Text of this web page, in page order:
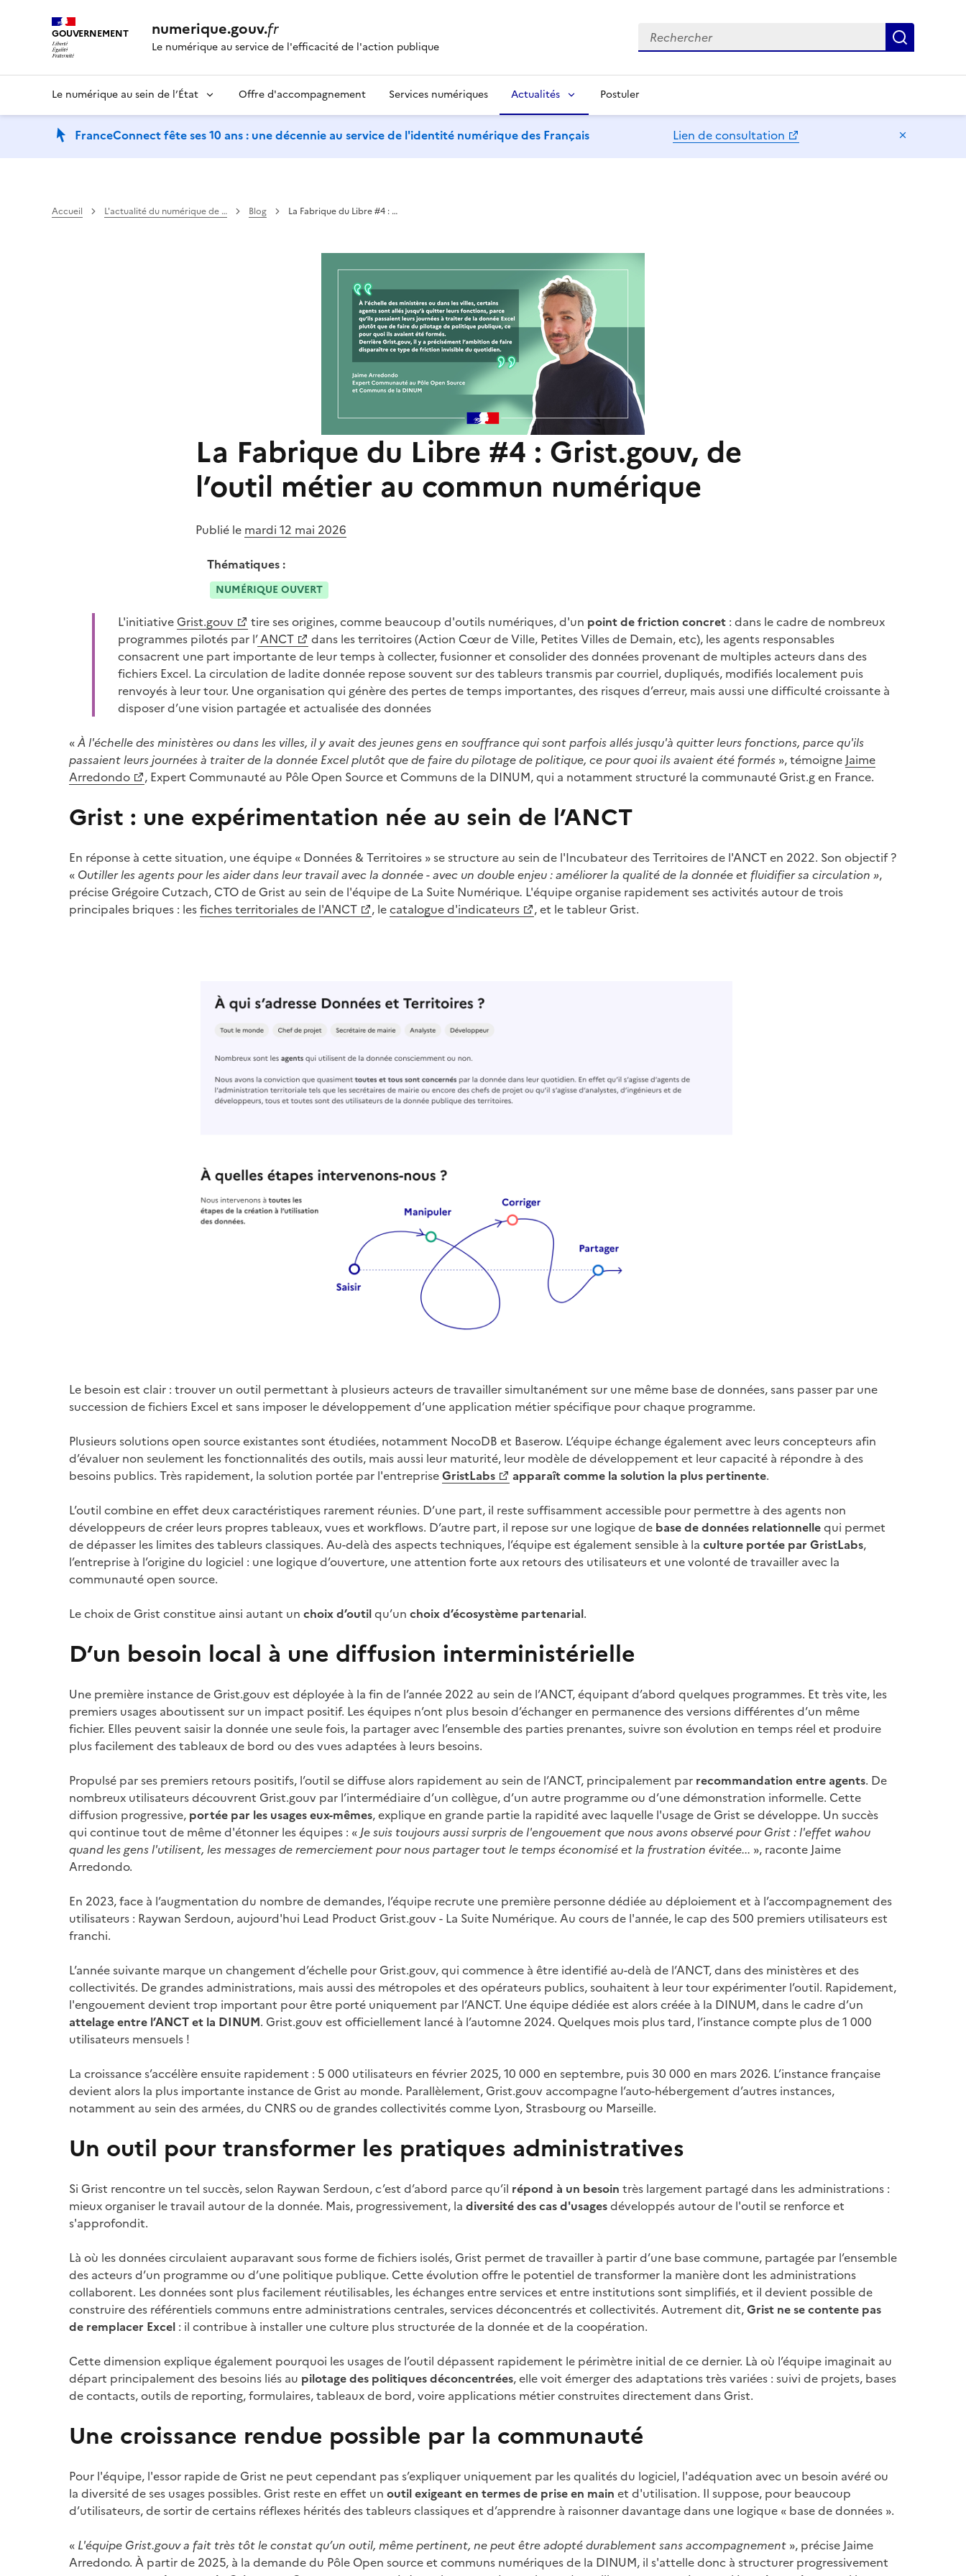
GOUVERNEMENT numerique.gouv.fr
Le numérique au service de l'efficacité de l'action publique
Rechercher
Le numérique au sein de l’État Offre d'accompagnement Services numériques Actualités Postuler
FranceConnect fête ses 10 ans : une décennie au service de l'identité numérique des Français Lien de consultation
Accueil L'actualité du numérique de … Blog La Fabrique du Libre #4 : …
La Fabrique du Libre #4 : Grist.gouv, de
l’outil métier au commun numérique
Publié le mardi 12 mai 2026
Thématiques :
NUMÉRIQUE OUVERT
L'initiative
(Ouvre une nouvelle fenêtre)
Grist.gouv tire ses origines, comme beaucoup d'outils numériques, d'un point de friction concret : dans le cadre de nombreux
programmes pilotés par l’
(Ouvre une nouvelle fenêtre)
ANCT
dans les territoires (Action Cœur de Ville, Petites Villes de Demain, etc), les agents responsables
consacrent une part importante de leur temps à collecter, fusionner et consolider des données provenant de multiples acteurs dans des
fichiers Excel. La circulation de ladite donnée repose souvent sur des tableurs transmis par courriel, dupliqués, modifiés localement puis
renvoyés à leur tour. Une organisation qui génère des pertes de temps importantes, des risques d’erreur, mais aussi une difficulté croissante à
disposer d’une vision partagée et actualisée des données
«À l'échelle des ministères ou dans les villes, il y avait des jeunes gens en souffrance qui sont parfois allés jusqu'à quitter leurs fonctions, parce qu'ils
passaient leurs journées à traiter de la donnée Excel plutôt que de faire du pilotage de politique, ce pour quoi ils avaient été formés », témoigne
(Ouvre une nouvelle fenêtre)
Jaime
Arredondo
, Expert Communauté au Pôle Open Source et Communs de la DINUM, qui a notamment structuré la communauté Grist.g en France.
Grist : une expérimentation née au sein de l’ANCT
En réponse à cette situation, une équipe « Données & Territoires » se structure au sein de l'Incubateur des Territoires de l'ANCT en 2022. Son objectif ?
« Outiller les agents pour les aider dans leur travail avec la donnée - avec un double enjeu : améliorer la qualité de la donnée et fluidifier sa circulation »,
précise Grégoire Cutzach, CTO de Grist au sein de l'équipe de La Suite Numérique. L'équipe organise rapidement ses activités autour de trois
principales briques : lesfiches territoriales de l'ANCT
, lecatalogue d'indicateurs , et le tableur Grist.
Le besoin est clair : trouver un outil permettant à plusieurs acteurs de travailler simultanément sur une même base de données, sans passer par une
succession de fichiers Excel et sans imposer le développement d’une application métier spécifique pour chaque programme.
Plusieurs solutions open source existantes sont étudiées, notamment NocoDB et Baserow. L’équipe échange également avec leurs concepteurs afin
d’évaluer non seulement les fonctionnalités des outils, mais aussi leur maturité, leur modèle de développement et leur capacité à répondre à des
besoins publics. Très rapidement, la solution portée par l'entrepriseGristLabs apparaît comme la solution la plus pertinente.
L’outil combine en effet deux caractéristiques rarement réunies. D’une part, il reste suffisamment accessible pour permettre à des agents non
développeurs de créer leurs propres tableaux, vues et workflows. D’autre part, il repose sur une logique de base de données relationnellequi permet
de dépasser les limites des tableurs classiques. Au-delà des aspects techniques, l’équipe est également sensible à la culture portée par GristLabs,
l’entreprise à l’origine du logiciel : une logique d’ouverture, une attention forte aux retours des utilisateurs et une volonté de travailler avec la
communauté open source.
Le choix de Grist constitue ainsi autant un choix d’outilqu’un choix d’écosystème partenarial.
D’un besoin local à une diffusion interministérielle
Une première instance de Grist.gouv est déployée à la fin de l’année 2022 au sein de l’ANCT, équipant d’abord quelques programmes. Et très vite, les
premiers usages aboutissent sur un impact positif. Les équipes n’ont plus besoin d’échanger en permanence des versions différentes d’un même
fichier. Elles peuvent saisir la donnée une seule fois, la partager avec l’ensemble des parties prenantes, suivre son évolution en temps réel et produire
plus facilement des tableaux de bord ou des vues adaptées à leurs besoins.
Propulsé par ses premiers retours positifs, l’outil se diffuse alors rapidement au sein de l’ANCT, principalement par recommandation entre agents. De
nombreux utilisateurs découvrent Grist.gouv par l’intermédiaire d’un collègue, d’un autre programme ou d’une démonstration informelle. Cette
diffusion progressive, portée par les usages eux-mêmes, explique en grande partie la rapidité avec laquelle l'usage de Grist se développe. Un succès
qui continue tout de même d'étonner les équipes : « Je suis toujours aussi surpris de l'engouement que nous avons observé pour Grist : l'effet wahou
quand les gens l'utilisent, les messages de remerciement pour nous partager tout le temps économisé et la frustration évitée... », raconte Jaime
Arredondo.
En 2023, face à l’augmentation du nombre de demandes, l’équipe recrute une première personne dédiée au déploiement et à l’accompagnement des
utilisateurs : Raywan Serdoun, aujourd'hui Lead Product Grist.gouv - La Suite Numérique. Au cours de l'année, le cap des 500 premiers utilisateurs est
franchi.
L’année suivante marque un changement d’échelle pour Grist.gouv, qui commence à être identifié au-delà de l’ANCT, dans des ministères et des
collectivités. De grandes administrations, mais aussi des métropoles et des opérateurs publics, souhaitent à leur tour expérimenter l’outil. Rapidement,
l'engouement devient trop important pour être porté uniquement par l’ANCT. Une équipe dédiée est alors créée à la DINUM, dans le cadre d’un
attelage entre l’ANCT et la DINUM. Grist.gouv est officiellement lancé à l’automne 2024. Quelques mois plus tard, l’instance compte plus de 1 000
utilisateurs mensuels !
La croissance s’accélère ensuite rapidement : 5 000 utilisateurs en février 2025, 10 000 en septembre, puis 30 000 en mars 2026. L’instance française
devient alors la plus importante instance de Grist au monde. Parallèlement, Grist.gouv accompagne l’auto-hébergement d’autres instances,
notamment au sein des armées, du CNRS ou de grandes collectivités comme Lyon, Strasbourg ou Marseille.
Un outil pour transformer les pratiques administratives
Si Grist rencontre un tel succès, selon Raywan Serdoun, c’est d’abord parce qu’il répond à un besoin très largement partagé dans les administrations :
mieux organiser le travail autour de la donnée. Mais, progressivement, la diversité des cas d'usagesdéveloppés autour de l'outil se renforce et
s'approfondit.
Là où les données circulaient auparavant sous forme de fichiers isolés, Grist permet de travailler à partir d’une base commune, partagée par l’ensemble
des acteurs d’un programme ou d’une politique publique. Cette évolution offre le potentiel de transformer la manière dont les administrations
collaborent. Les données sont plus facilement réutilisables, les échanges entre services et entre institutions sont simplifiés, et il devient possible de
construire des référentiels communs entre administrations centrales, services déconcentrés et collectivités. Autrement dit,Grist ne se contente pas
de remplacer Excel : il contribue à installer une culture plus structurée de la donnée et de la coopération.
Cette dimension explique également pourquoi les usages de l’outil dépassent rapidement le périmètre initial de ce dernier. Là où l’équipe imaginait au
départ principalement des besoins liés au pilotage des politiques déconcentrées, elle voit émerger des adaptations très variées : suivi de projets, bases
de contacts, outils de reporting, formulaires, tableaux de bord, voire applications métier construites directement dans Grist.
Une croissance rendue possible par la communauté
Pour l'équipe, l'essor rapide de Grist ne peut cependant pas s’expliquer uniquement par les qualités du logiciel, l'adéquation avec un besoin avéré ou
la diversité de ses usages possibles. Grist reste en effet un outil exigeant en termes de prise en main et d'utilisation. Il suppose, pour beaucoup
d’utilisateurs, de sortir de certains réflexes hérités des tableurs classiques et d’apprendre à raisonner davantage dans une logique « base de données ».
« L'équipe Grist.gouv a fait très tôt le constat qu’un outil, même pertinent, ne peut être adopté durablement sans accompagnement », précise Jaime
Arredondo. À partir de 2025, à la demande du Pôle Open source et communs numériques de la DINUM, il s'attelle donc à structurer progressivement